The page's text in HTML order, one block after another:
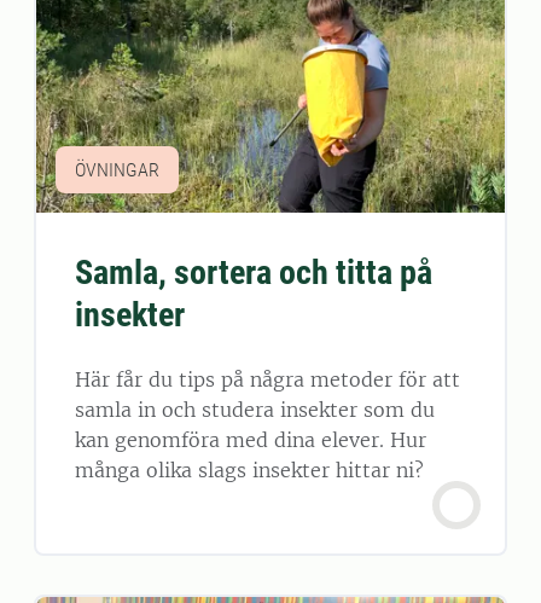
ÖVNINGAR
Samla, sortera och titta på
insekter
Här får du tips på några metoder för att
samla in och studera insekter som du
kan genomföra med dina elever. Hur
många olika slags insekter hittar ni?